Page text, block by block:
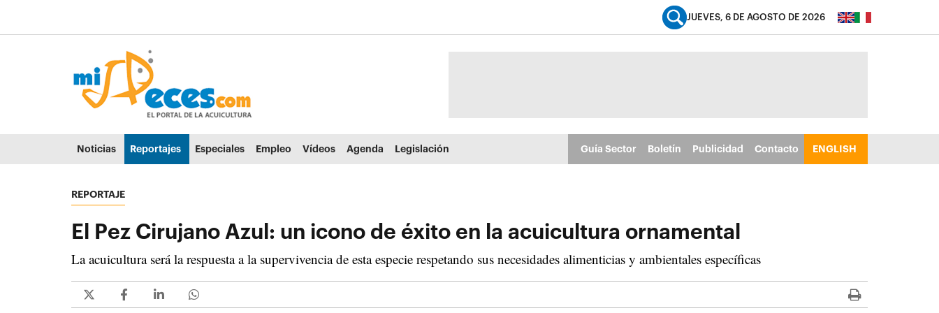
Ir al menú principal (alt + u)
JUEVES, 6 DE AGOSTO DE 2026
Noticias Reportajes Especiales Empleo Vídeos Agenda Legislación Guía Sector Boletín Publicidad Contacto ENGLISH
REPORTAJE
El Pez Cirujano Azul: un icono de éxito en la acuicultura ornamental
La acuicultura será la respuesta a la supervivencia de esta especie respetando sus necesidades alimenticias y ambientales específicas